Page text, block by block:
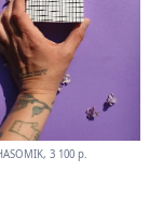
3 100 р.